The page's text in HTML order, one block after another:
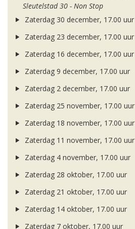
Sleutelstad 30 - Non Stop
Zaterdag 30 december, 17.00 uur
Zaterdag 23 december, 17.00 uur
Zaterdag 16 december, 17.00 uur
Zaterdag 9 december, 17.00 uur
Zaterdag 2 december, 17.00 uur
Zaterdag 25 november, 17.00 uur
Zaterdag 18 november, 17.00 uur
Zaterdag 11 november, 17.00 uur
Zaterdag 4 november, 17.00 uur
Zaterdag 28 oktober, 17.00 uur
Zaterdag 21 oktober, 17.00 uur
Zaterdag 14 oktober, 17.00 uur
Zaterdag 7 oktober, 17.00 uur